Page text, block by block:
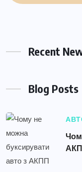
Recent
Blog Posts